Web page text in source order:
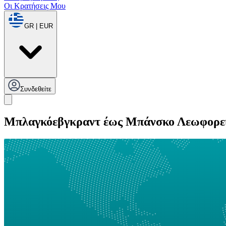
Οι Κρατήσεις Μου
GR | EUR
Συνδεθείτε
Μπλαγκόεβγκραντ έως Μπάνσκο